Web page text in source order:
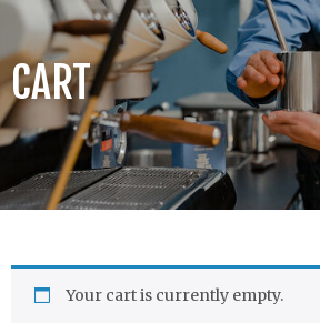
CART
Your cart is currently empty.